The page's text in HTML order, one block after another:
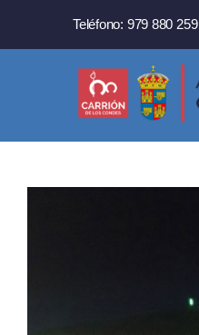
Teléfono: 979 880 259